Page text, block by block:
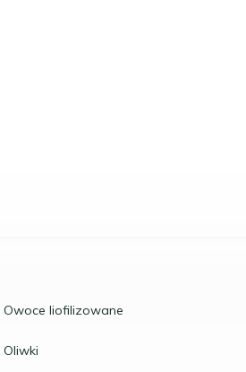
Owoce liofilizowane
Oliwki